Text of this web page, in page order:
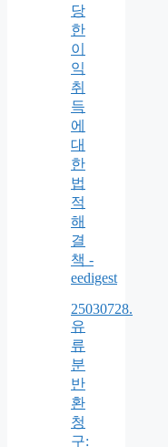
당
한
이
익
취
득
에
대
한
법
적
해
결
책 -
eedigest
25030728.
유
류
분
반
환
청
구: